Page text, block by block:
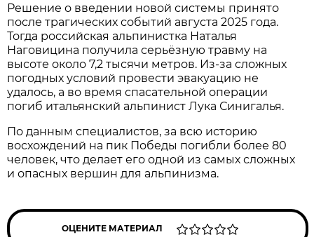
Решение о введении новой системы принято
после трагических событий августа 2025 года.
Тогда российская альпинистка Наталья
Наговицина получила серьёзную травму на
высоте около 7,2 тысячи метров. Из-за сложных
погодных условий провести эвакуацию не
удалось, а во время спасательной операции
погиб итальянский альпинист Лука Синигалья.
По данным специалистов, за всю историю
восхождений на пик Победы погибли более 80
человек, что делает его одной из самых сложных
и опасных вершин для альпинизма.
ОЦЕНИТЕ МАТЕРИАЛ